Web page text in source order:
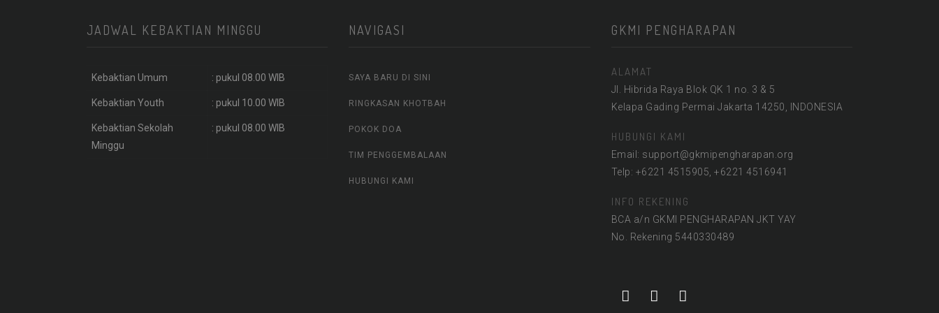
JADWAL KEBAKTIAN MINGGU
Kebaktian Umum : pukul 08.00 WIB
Kebaktian Youth : pukul 10.00 WIB
Kebaktian Sekolah
Minggu
: pukul 08.00 WIB
NAVIGASI
SAYA BARU DI SINI
RINGKASAN KHOTBAH
POKOK DOA
TIM PENGGEMBALAAN
HUBUNGI KAMI
GKMI PENGHARAPAN
ALAMAT
Jl. Hibrida Raya Blok QK 1 no. 3 & 5
Kelapa Gading Permai Jakarta 14250, INDONESIA
HUBUNGI KAMI
Email: support@gkmipengharapan.org
Telp: +6221 4515905, +6221 4516941
INFO REKENING
BCA a/n GKMI PENGHARAPAN JKT YAY
No. Rekening 5440330489